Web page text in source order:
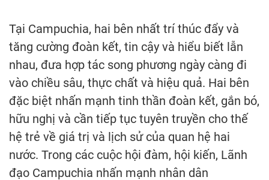
Tại Campuchia, hai bên nhất trí thúc đẩy và
tăng cường đoàn kết, tin cậy và hiểu biết lẫn
nhau, đưa hợp tác song phương ngày càng đi
vào chiều sâu, thực chất và hiệu quả. Hai bên
đặc biệt nhấn mạnh tinh thần đoàn kết, gắn bó,
hữu nghị và cần tiếp tục tuyên truyền cho thế
hệ trẻ về giá trị và lịch sử của quan hệ hai
nước. Trong các cuộc hội đàm, hội kiến, Lãnh
đạo Campuchia nhấn mạnh nhân dân